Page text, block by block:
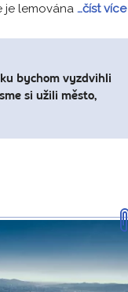
je lemována …číst více
bychom vyzdvihli
si užili město,